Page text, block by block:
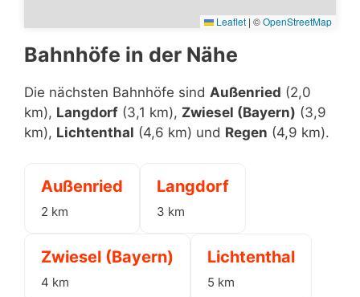
Leaflet | ©OpenStreetMap
Bahnhöfe in der Nähe
Die nächsten Bahnhöfe sind Außenried (2,0
km), Langdorf (3,1 km), Zwiesel (Bayern) (3,9
km), Lichtenthal (4,6 km) und Regen (4,9 km).
Außenried
2 km
Langdorf
3 km
Zwiesel (Bayern)
4 km
Lichtenthal
5 km